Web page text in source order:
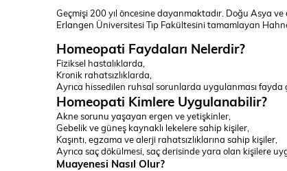
Geçmişi 200 yıl öncesine dayanmaktadır. Doğu Asya
Erlangen Üniversitesi Tıp Fakültesini tamamlayan
Homeopati Faydaları Nelerdir?
Fiziksel hastalıklarda,
Kronik rahatsızlıklarda,
Ayrıca hissedilen ruhsal sorunlarda uygulanması fayda
Homeopati Kimlere Uygulanabilir?
Akne sorunu yaşayan ergen ve yetişkinler,
Gebelik ve güneş kaynaklı lekelere sahip kişiler,
Kaşıntı, egzama ve alerji rahatsızlıklarına sahip kişiler,
Ayrıca saç dökülmesi, saç derisinde yara olan kişilere
Muayenesi Nasıl Olur?